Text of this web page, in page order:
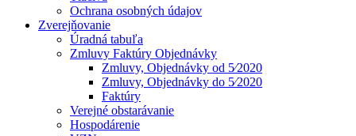
Ochrana osobných údajov
Zverejňovanie
Úradná tabuľa
Zmluvy Faktúry Objednávky
Zmluvy, Objednávky od 5⁄2020
Zmluvy, Objednávky do 5⁄2020
Faktúry
Verejné obstarávanie
Hospodárenie